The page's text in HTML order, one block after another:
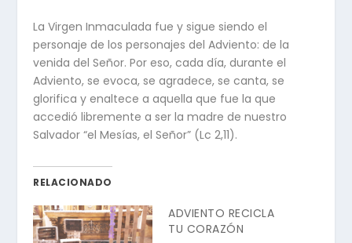
La Virgen Inmaculada fue y sigue siendo el
personaje de los personajes del Adviento: de la
venida del Señor. Por eso, cada día, durante el
Adviento, se evoca, se agradece, se canta, se
glorifica y enaltece a aquella que fue la que
accedió libremente a ser la madre de nuestro
Salvador “el Mesías, el Señor” (Lc 2,11).
RELACIONADO
ADVIENTO RECICLA
TU CORAZÓN